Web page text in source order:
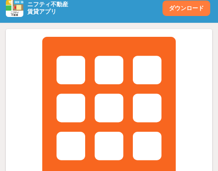
ニフティ不動産
賃貸アプリ
ダウンロード